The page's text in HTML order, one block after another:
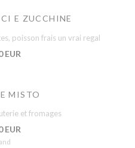
E ZUCCHINE
poisson frais un vrai regal
EUR
MISTO
et fromages
EUR